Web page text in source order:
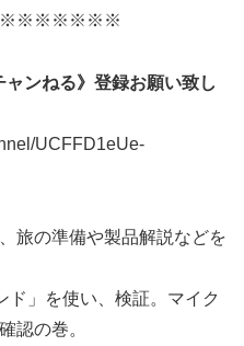
ンねる》登録お願い致し
UCFFD1eUe-
旅の準備や製品解説などを
ド」を使い、検証。マイク
認の巻。